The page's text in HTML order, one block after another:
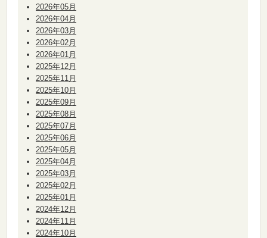
2026年05月
2026年04月
2026年03月
2026年02月
2026年01月
2025年12月
2025年11月
2025年10月
2025年09月
2025年08月
2025年07月
2025年06月
2025年05月
2025年04月
2025年03月
2025年02月
2025年01月
2024年12月
2024年11月
2024年10月